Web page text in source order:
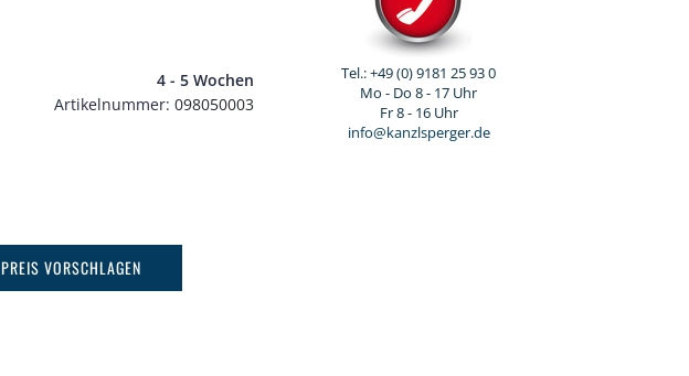
4 - 5 Wochen
Artikelnummer 098050003
PREIS VORSCHLAGEN
Tel.: +49 (0) 9181 25 93 0
Mo - Do 8 - 17 Uhr
Fr 8 - 16 Uhr
info@kanzlsperger.de